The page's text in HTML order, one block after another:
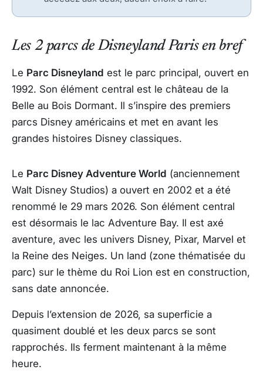
Les 2 parcs de Disneyland Paris en bref
Le Parc Disneyland est le parc principal, ouvert en
1992. Son élément central est le château de la
Belle au Bois Dormant. Il s’inspire des premiers
parcs Disney américains et met en avant les
grandes histoires Disney classiques.
Le Parc Disney Adventure World (anciennement
Walt Disney Studios) a ouvert en 2002 et a été
renommé le 29 mars 2026. Son élément central
est désormais le lac Adventure Bay. Il est axé
aventure, avec les univers Disney, Pixar, Marvel et
la Reine des Neiges. Un land (zone thématisée du
parc) sur le thème du Roi Lion est en construction,
sans date annoncée.
Depuis l’extension de 2026, sa superficie a
quasiment doublé et les deux parcs se sont
rapprochés. Ils ferment maintenant à la même
heure.